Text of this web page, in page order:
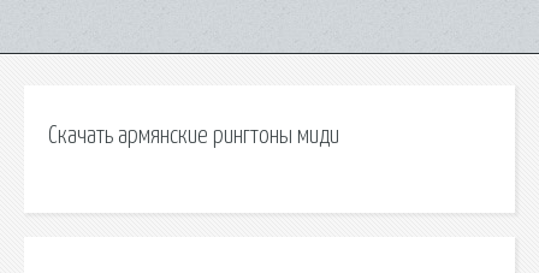
Скачать армянские рингтоны миди